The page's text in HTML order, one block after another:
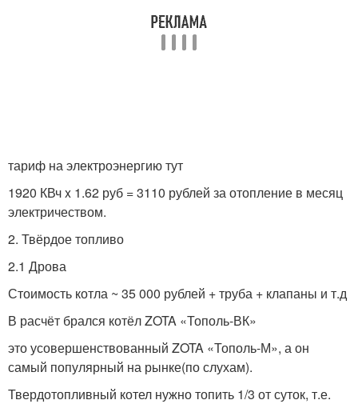
тариф на электроэнергию тут
1920 КВч x 1.62 руб = 3110 рублей за отопление в месяц
электричеством.
2. Твёрдое топливо
2.1 Дрова
Стоимость котла ~ 35 000 рублей + труба + клапаны и т.д
В расчёт брался котёл ZOTA «Тополь-ВК»
это усовершенствованный ZOTA «Тополь-М», а он
самый популярный на рынке(по слухам).
Твердотопливный котел нужно топить 1/3 от суток, т.е.